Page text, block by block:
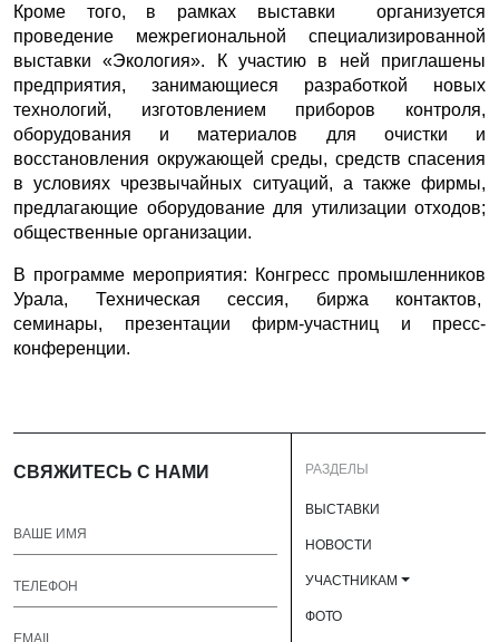
Кроме того, в рамках выставки организуется
проведение межрегиональной специализированной
выставки «Экология». К участию в ней приглашены
предприятия, занимающиеся разработкой новых
технологий, изготовлением приборов контроля,
оборудования и материалов для очистки и
восстановления окружающей среды, средств спасения
в условиях чрезвычайных ситуаций, а также фирмы,
предлагающие оборудование для утилизации отходов;
общественные организации.
В программе мероприятия: Конгресс промышленников
Урала, Техническая сессия, биржа контактов,
семинары, презентации фирм-участниц и пресс-
конференции.
СВЯЖИТЕСЬ С НАМИ РАЗДЕЛЫ
ВЫСТАВКИ
НОВОСТИ
УЧАСТНИКАМ
ФОТО